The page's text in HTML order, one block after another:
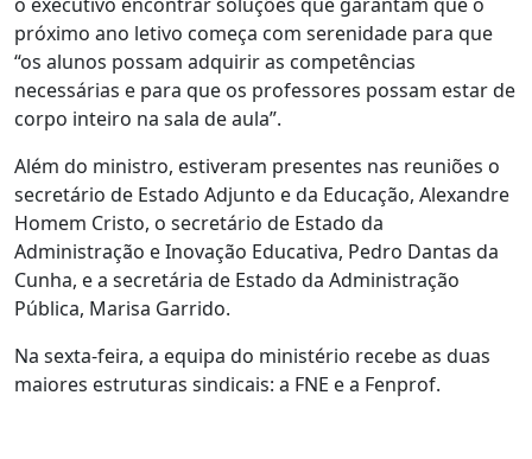
próximo ano letivo começa com serenidade para que
“os alunos possam adquirir as competências
necessárias e para que os professores possam estar de
corpo inteiro na sala de aula”.
Além do ministro, estiveram presentes nas reuniões o
secretário de Estado Adjunto e da Educação, Alexandre
Homem Cristo, o secretário de Estado da
Administração e Inovação Educativa, Pedro Dantas da
Cunha, e a secretária de Estado da Administração
Pública, Marisa Garrido.
Na sexta-feira, a equipa do ministério recebe as duas
maiores estruturas sindicais: a FNE e a Fenprof.